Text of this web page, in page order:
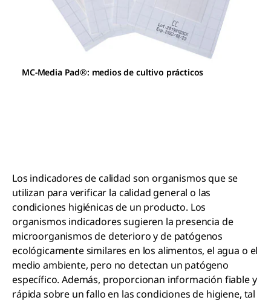
MC-Media Pad®: medios de cultivo prácticos
Los indicadores de calidad son organismos que se
utilizan para verificar la calidad general o las
condiciones higiénicas de un producto. Los
organismos indicadores sugieren la presencia de
microorganismos de deterioro y de patógenos
ecológicamente similares en los alimentos, el agua o el
medio ambiente, pero no detectan un patógeno
específico. Además, proporcionan información fiable y
rápida sobre un fallo en las condiciones de higiene, tal